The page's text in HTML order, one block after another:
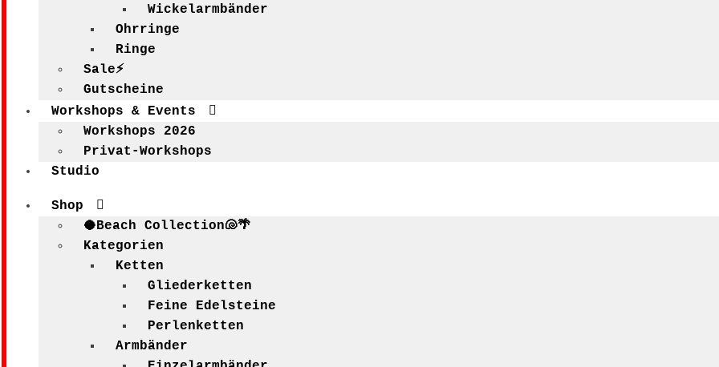
Wickelarmbänder
Ohrringe
Ringe
Sale⚡
Gutscheine
Workshops & Events
Workshops 2026
Privat-Workshops
Studio
Shop
🥥Beach Collection🐚🌴
Kategorien
Ketten
Gliederketten
Feine Edelsteine
Perlenketten
Armbänder